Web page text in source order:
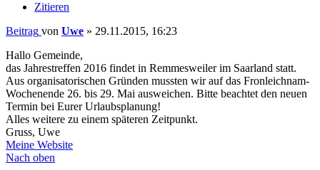
Zitieren
Beitrag von Uwe » 29.11.2015, 16:23
Hallo Gemeinde,
das Jahrestreffen 2016 findet in Remmesweiler im Saarland statt.
Aus organisatorischen Gründen mussten wir auf das Fronleichnam-
Wochenende 26. bis 29. Mai ausweichen. Bitte beachtet den neuen
Termin bei Eurer Urlaubsplanung!
Alles weitere zu einem späteren Zeitpunkt.
Gruss, Uwe
Meine Website
Nach oben